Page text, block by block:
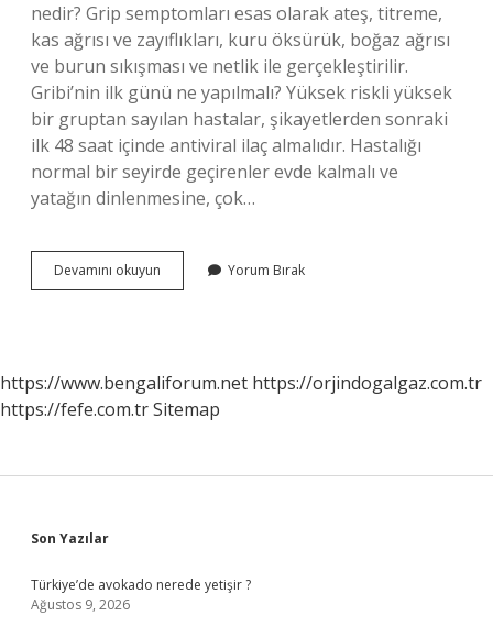
nedir? Grip semptomları esas olarak ateş, titreme,
kas ağrısı ve zayıflıkları, kuru öksürük, boğaz ağrısı
ve burun sıkışması ve netlik ile gerçekleştirilir.
Gribi’nin ilk günü ne yapılmalı? Yüksek riskli yüksek
bir gruptan sayılan hastalar, şikayetlerden sonraki
ilk 48 saat içinde antiviral ilaç almalıdır. Hastalığı
normal bir seyirde geçirenler evde kalmalı ve
yatağın dinlenmesine, çok…
Devamını okuyun
Hastalığının
Yorum Bırak
https://www.bengaliforum.net https://orjindogalgaz.com.tr
https://fefe.com.trSitemap
Sidebar
Son Yazılar
Türkiye’de avokado nerede yetişir ?
Ağustos 9, 2026